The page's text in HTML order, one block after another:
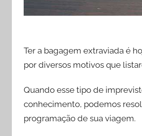
Ter a bagagem extraviada é
por diversos motivos que
Quando esse tipo de
conhecimento, podemos
programação de sua viagem.